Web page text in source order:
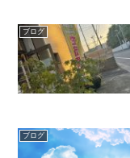
ブログ
ブログ